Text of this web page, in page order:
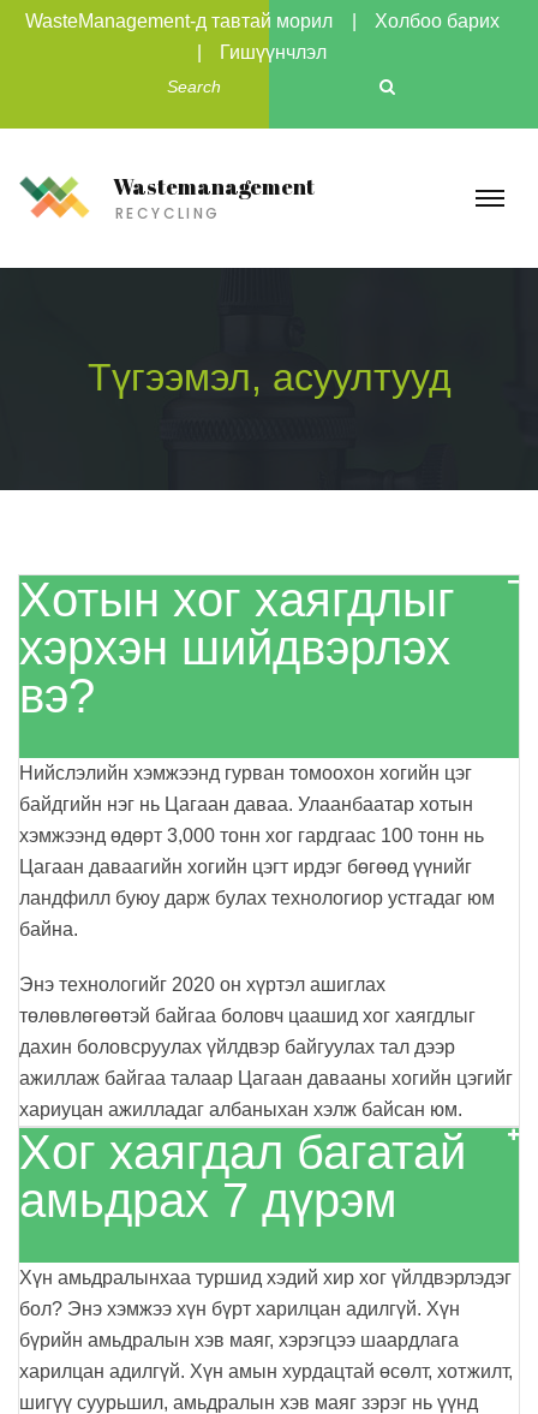
WasteManagement-д тавтай морил
Холбоо барих
Гишүүнчлэл
Wastemanagement
RECYCLING
Түгээмэл, асуултууд
Хотын хог хаягдлыг
хэрхэн шийдвэрлэх
вэ?
Нийслэлийн хэмжээнд гурван томоохон хогийн цэг
байдгийн нэг нь Цагаан даваа. Улаанбаатар хотын
хэмжээнд өдөрт 3,000 тонн хог гардгаас 100 тонн нь
Цагаан даваагийн хогийн цэгт ирдэг бөгөөд үүнийг
ландфилл буюу дарж булах технологиор устгадаг юм
байна.
Энэ технологийг 2020 он хүртэл ашиглах
төлөвлөгөөтэй байгаа боловч цаашид хог хаягдлыг
дахин боловсруулах үйлдвэр байгуулах тал дээр
ажиллаж байгаа талаар Цагаан давааны хогийн цэгийг
хариуцан ажилладаг албаныхан хэлж байсан юм.
Хог хаягдал багатай
амьдрах 7 дүрэм
Хүн амьдралынхаа туршид хэдий хир хог үйлдвэрлэдэг
бол? Энэ хэмжээ хүн бүрт харилцан адилгүй. Хүн
бүрийн амьдралын хэв маяг, хэрэгцээ шаардлага
харилцан адилгүй. Хүн амын хурдацтай өсөлт, хотжилт,
шигүү суурьшил, амьдралын хэв маяг зэрэг нь үүнд